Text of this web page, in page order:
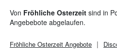
Von Fröhliche Osterzeit sind in
Angebebote abgelaufen.
Fröhliche Osterzeit Angebote